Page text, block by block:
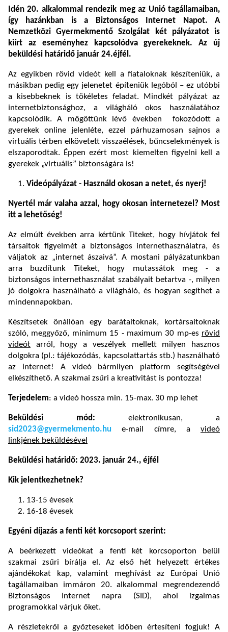
Idén 20. alkalommal rendezik meg az Unió tagállamaiban,
így hazánkban is a Biztonságos Internet Napot. A
Nemzetközi Gyermekmentő Szolgálat két pályázatot is
kiírt az eseményhez kapcsolódva gyerekeknek. Az új
beküldési határidő január 24.éjfél.
Az egyikben rövid videót kell a fiataloknak készíteniük, a
másikban pedig egy jelenetet építeniük legóból – ez utóbbi
a kisebbeknek is tökéletes feladat. Mindkét pályázat az
internetbiztonsághoz, a világháló okos használatához
kapcsolódik. A mögöttünk lévő években fokozódott a
gyerekek online jelenléte, ezzel párhuzamosan sajnos a
virtuális térben elkövetett visszaélések, bűncselekmények is
elszaporodtak. Éppen ezért most kiemelten figyelni kell a
gyerekek „virtuális” biztonságára is!
Videópályázat - Használd okosan a netet, és nyerj!
Nyertél már valaha azzal, hogy okosan internetezel? Most
itt a lehetőség!
Az elmúlt években arra kértünk Titeket, hogy hívjátok fel
társaitok figyelmét a biztonságos internethasználatra, és
váljatok az „internet ászaivá”. A mostani pályázatunkban
arra buzdítunk Titeket, hogy mutassátok meg - a
biztonságos internethasználat szabályait betartva -, milyen
jó dolgokra használható a világháló, és hogyan segíthet a
mindennapokban.
Készítsetek önállóan egy barátaitoknak, kortársaitoknak
szóló, meggyőző, minimum 15 - maximum 30 mp-es rövid
videót arról, hogy a veszélyek mellett milyen hasznos
dolgokra (pl.: tájékozódás, kapcsolattartás stb.) használható
az internet! A videó bármilyen platform segítségével
elkészíthető. A szakmai zsűri a kreativitást is pontozza!
Terjedelem: a videó hossza min. 15-max. 30 mp lehet
Beküldési mód: elektronikusan, a
sid2023@gyermekmento.hu e-mail címre, a videó
linkjének beküldésével
Beküldési határidő: 2023. január 24., éjfél
Kik jelentkezhetnek?
13-15 évesek
16-18 évesek
Egyéni díjazás a fenti két korcsoport szerint:
A beérkezett videókat a fenti két korcsoporton belül
szakmai zsűri bírálja el. Az első hét helyezett értékes
ajándékokat kap, valamint meghívást az Európai Unió
tagállamaiban immáron 20. alkalommal megrendezendő
Biztonságos Internet napra (SID), ahol izgalmas
programokkal várjuk őket.
A részletekről a győzteseket időben értesíteni fogjuk! A